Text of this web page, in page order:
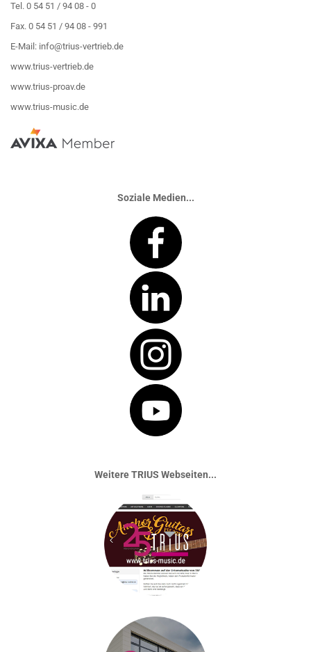
Tel. 0 54 51 / 94 08 - 0
Fax. 0 54 51 / 94 08 - 991
E-Mail: info@trius-vertrieb.de
www.trius-vertrieb.de
www.trius-proav.de
www.trius-music.de
Soziale Medien...
Weitere TRIUS Webseiten...